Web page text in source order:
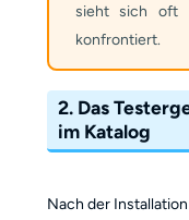
sieht sich oft
konfrontiert.
2. Das
im Katalog
Nach der